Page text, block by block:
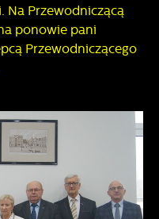
Na Przewodniczącą
ponowie pani
Przewodniczącego